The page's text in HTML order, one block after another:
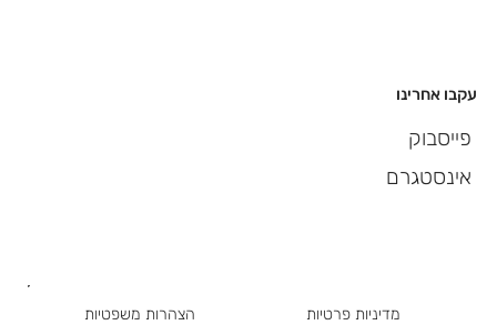
עקבו אחרינו
פייסבוק
אינסטגרם
מדיניות פרטיות הצהרות משפטיות